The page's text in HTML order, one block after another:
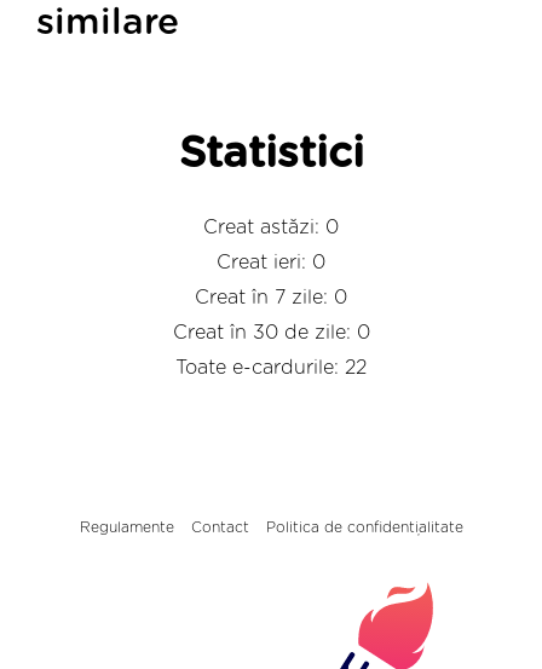
similare
Statistici
Creat astăzi: 0
Creat ieri: 0
Creat în 7 zile: 0
Creat în 30 de zile: 0
Toate e-cardurile: 22
Regulamente Contact Politica de confidențialitate